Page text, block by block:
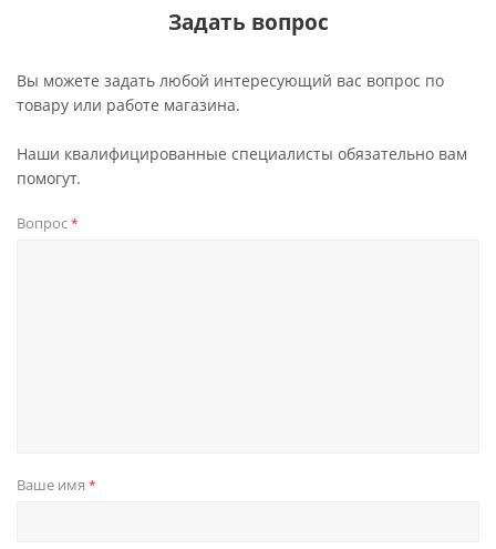
Задать вопрос
Вы можете задать любой интересующий вас вопрос по
товару или работе магазина.
Наши квалифицированные специалисты обязательно вам
помогут.
Вопрос*
Ваше имя *